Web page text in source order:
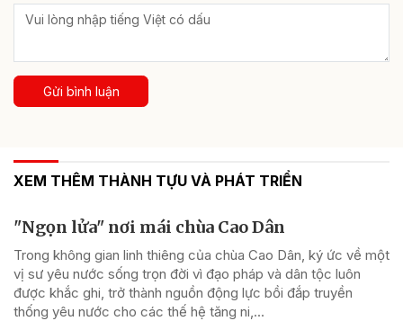
Gửi bình luận
XEM THÊM THÀNH TỰU VÀ PHÁT TRIỂN
"Ngọn lửa" nơi mái chùa Cao Dân
Trong không gian linh thiêng của chùa Cao Dân, ký ức về một
vị sư yêu nước sống trọn đời vì đạo pháp và dân tộc luôn
được khắc ghi, trở thành nguồn động lực bồi đắp truyền
thống yêu nước cho các thế hệ tăng ni,...